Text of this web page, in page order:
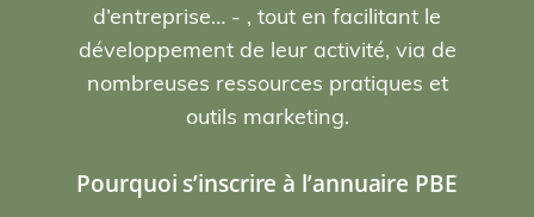
d’entreprise… - , tout en facilitant le
développement de leur activité, via de
nombreuses ressources pratiques et
outils marketing.
Pourquoi s’inscrire à l’annuaire PBE